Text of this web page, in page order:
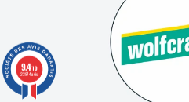
9.4/10
23874 avis